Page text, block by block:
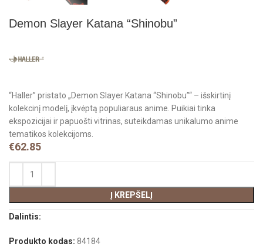
Demon Slayer Katana “Shinobu”
“Haller” pristato „Demon Slayer Katana “Shinobu”“ – išskirtinį
kolekcinį modelį, įkvėptą populiaraus anime. Puikiai tinka
ekspozicijai ir papuošti vitrinas, suteikdamas unikalumo anime
tematikos kolekcijoms.
€62.85
Į KREPŠELĮ
Dalintis:
Produkto kodas:84184